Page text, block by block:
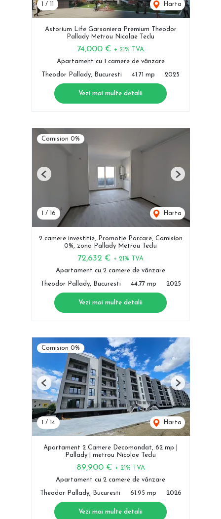
/ Harta
Astorium Life Garsoniera Premium Theodor
Pallady Metrou Nicolae Teclu
74,000 € + 21% TVA
Apartament cu 1 camere de vânzare
Theodor Pallady, Bucuresti 41.71 mp 2025
Vezi mai multe detalii
Comision 0%
1 / 16 Harta
Previous Next
2 camere investitie, Promotie Parcare, Comision
0%, zona Pallady Metrou Teclu
72,632 € + 21% TVA
Apartament cu 2 camere de vânzare
Theodor Pallady, Bucuresti 44.77 mp 2025
Vezi mai multe detalii
Comision 0%
1 / 14 Harta
Previous Next
Apartament 2 Camere Decomandat, 62 mp |
Pallady | metrou Nicolae Teclu
89,900 € + 21% TVA
Apartament cu 2 camere de vânzare
Theodor Pallady, Bucuresti 61.95 mp 2026
Vezi mai multe detalii